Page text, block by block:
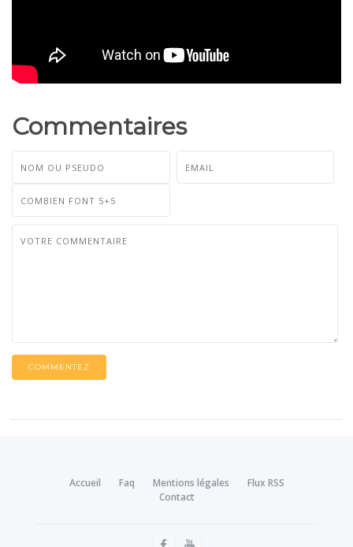
Commentaires
COMMENTEZ
Accueil Faq Mentions légales
Flux RSS
Contact